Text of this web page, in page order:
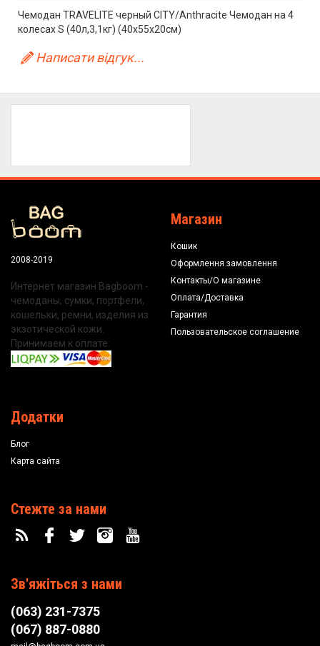
Чемодан TRAVELITE черный CITY/Anthracite Чемодан на 4
колесах S (40л,3,1кг) (40x55x20см)
Написати відгук...
2008-2019
Интернет магазин Bagboom -
чемоданы, сумки, портфели,
кошельки, ремни, изделия из
экзотической кожи.
Принимаем к оплате:
Магазин
Кошик
Оформлення замовлення
Контакты/О магазине
Оплата/Доставка
Гарантия
Пользовательское соглашение
Додатки
Блог
Карта сайта
Стежте за нами
Зв'яжіться з нами
(063) 231-7375
(067) 887-0880